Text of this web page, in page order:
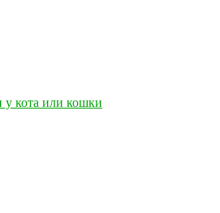
у кота или кошки